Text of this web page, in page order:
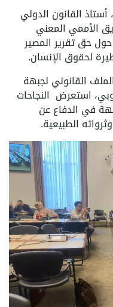
القانون الدولي
الأممي المعني
حول حق تقرير المصير
لحقوق الإنسان.
القانوني لجبهة
استعرض النجاحات
في الدفاع عن
الطبيعية.